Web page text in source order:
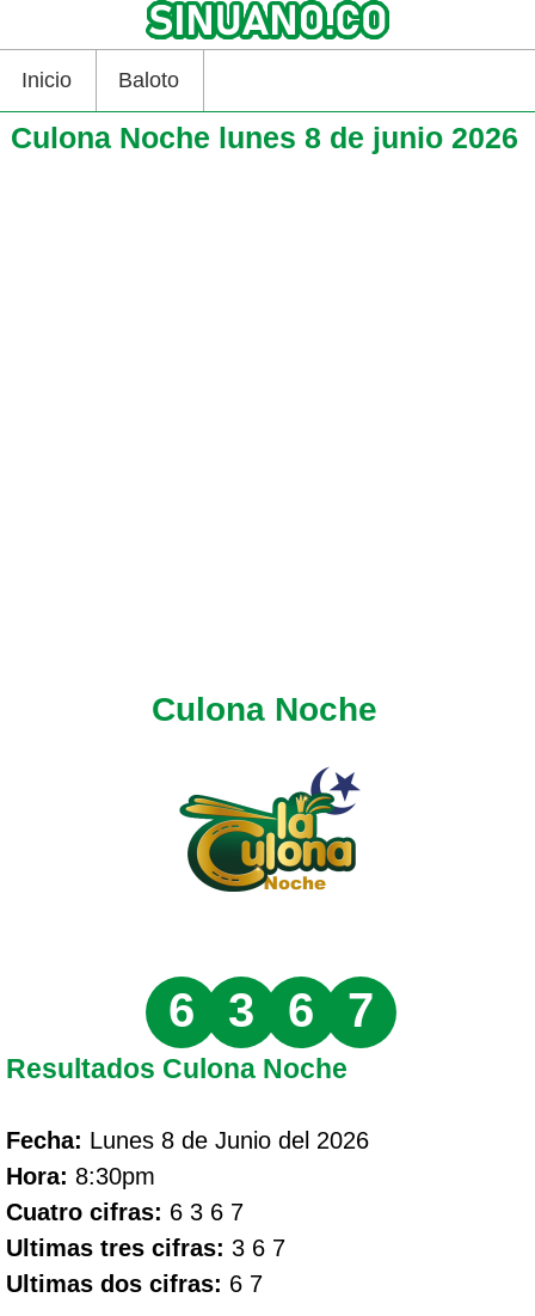
Inicio Baloto
Culona Noche lunes 8 de junio 2026
Culona Noche
6 3 6 7
Resultados Culona Noche
Fecha: Lunes 8 de Junio del 2026
Hora: 8:30pm
Cuatro cifras: 6 3 6 7
Ultimas tres cifras: 3 6 7
Ultimas dos cifras: 6 7